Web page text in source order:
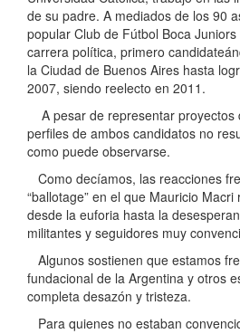
de su padre. A mediados de los 90
popular Club de Fútbol Boca
carrera política, primero
la Ciudad de Buenos Aires hasta
2007, siendo reelecto en 2011.
A pesar de representar proyectos
perfiles de ambos candidatos no
como puede observarse.
Como decíamos, las reacciones
“ballotage” en el que Mauricio
desde la euforia hasta la
militantes y seguidores muy
Algunos sostienen que estamos
fundacional de la Argentina y otros
completa desazón y tristeza.
Para quienes no estaban